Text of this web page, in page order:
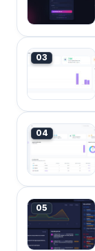
03
04
05